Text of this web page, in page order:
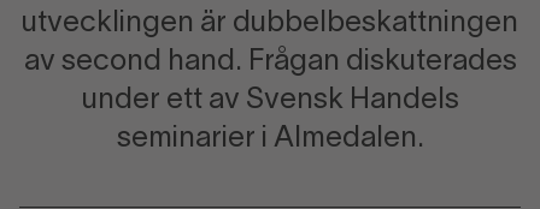
utvecklingen är dubbelbeskattningen
av second hand. Frågan diskuterades
under ett av Svensk Handels
seminarier i Almedalen.